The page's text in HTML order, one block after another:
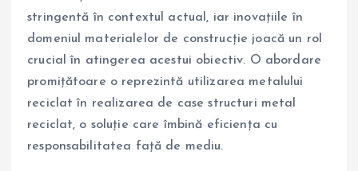
stringentă în contextul actual, iar inovațiile în
domeniul materialelor de construcție joacă un rol
crucial în atingerea acestui obiectiv. O abordare
promițătoare o reprezintă utilizarea metalului
reciclat în realizarea de case structuri metal
reciclat, o soluție care îmbină eficiența cu
responsabilitatea față de mediu.